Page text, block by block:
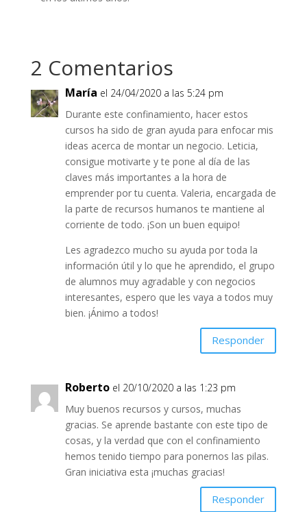
2 Comentarios
María el 24/04/2020 a las 5:24 pm
Durante este confinamiento, hacer estos
cursos ha sido de gran ayuda para enfocar mis
ideas acerca de montar un negocio. Leticia,
consigue motivarte y te pone al día de las
claves más importantes a la hora de
emprender por tu cuenta. Valeria, encargada de
la parte de recursos humanos te mantiene al
corriente de todo. ¡Son un buen equipo!
Les agradezco mucho su ayuda por toda la
información útil y lo que he aprendido, el grupo
de alumnos muy agradable y con negocios
interesantes, espero que les vaya a todos muy
bien. ¡Ánimo a todos!
Responder
Roberto el 20/10/2020 a las 1:23 pm
Muy buenos recursos y cursos, muchas
gracias. Se aprende bastante con este tipo de
cosas, y la verdad que con el confinamiento
hemos tenido tiempo para ponernos las pilas.
Gran iniciativa esta ¡muchas gracias!
Responder